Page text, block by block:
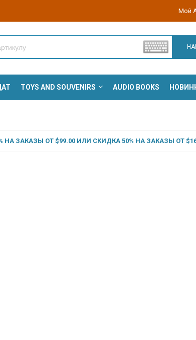
Мой
TOYS AND SOUVENIRS AUDIO BOOKS
ЗАКАЗЫ ОТ $99.00 ИЛИ СКИДКА 50% НА ЗАКАЗЫ ОТ